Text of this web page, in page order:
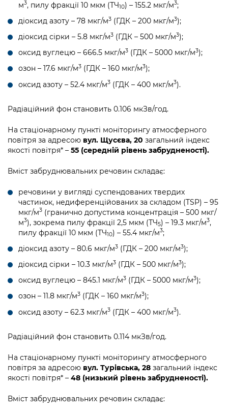
Підприємства, установи, організації
Kyiv International Relations
Гендерна політика
Безбар'єрність
Київська міська військова адміністрація
Портал Захисників та Захисниць
Безбар'єрність
Портал послуг
Міський застосунок Київ Цифровий
Уряд» – місцевий рівень»
Про відкриті дані
Портал даних Києва
Публічні дашборди
м3, пилу фракції 10 мкм (ТЧ10) – 155.2 мкг/м3;
діоксид азоту – 78 мкг/м3 (ГДК – 200 мкг/м3);
діоксид сірки – 5.8 мкг/м3 (ГДК – 500 мкг/м3);
оксид вуглецю – 666.5 мкг/м3 (ГДК – 5000 мкг/м3);
озон – 17.6 мкг/м3 (ГДК – 160 мкг/м3);
оксид азоту – 52.4 мкг/м3 (ГДК – 400 мкг/м3).
Радіаційний фон становить 0.106 мкЗв/год.
На стаціонарному пункті моніторингу атмосферного
повітря за адресою вул. Щусєва, 20 загальний індекс
якості повітря* – 55 (середній рівень забрудненості).
Вміст забруднювальних речовин складає:
речовини у вигляді суспендованих твердих
частинок, недиференційованих за складом (TSP) – 95
мкг/м3 (гранично допустима концентрація – 500 мкг/
м3), зокрема пилу фракції 2,5 мкм (ТЧ5) – 19.3 мкг/м3,
пилу фракції 10 мкм (ТЧ10) – 55.4 мкг/м3;
діоксид азоту – 80.6 мкг/м3 (ГДК – 200 мкг/м3);
діоксид сірки – 10.3 мкг/м3 (ГДК – 500 мкг/м3);
оксид вуглецю – 845.1 мкг/м3 (ГДК – 5000 мкг/м3);
озон – 11.8 мкг/м3 (ГДК – 160 мкг/м3);
оксид азоту – 62.3 мкг/м3 (ГДК – 400 мкг/м3).
Радіаційний фон становить 0.114 мкЗв/год.
На стаціонарному пункті моніторингу атмосферного
повітря за адресою вул. Турівська, 28 загальний індекс
якості повітря* – 48 (низький рівень забрудненості).
Вміст забруднювальних речовин складає: